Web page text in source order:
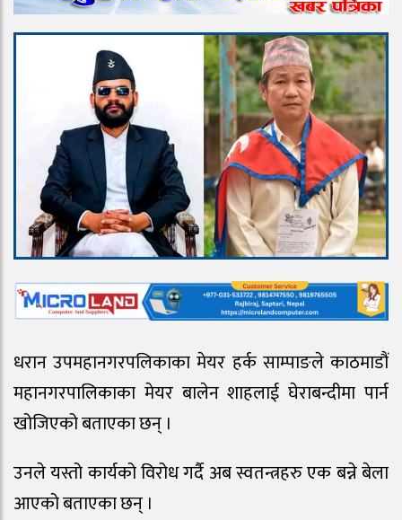
धरान उपमहानगरपलिकाका मेयर हर्क साम्पाङले काठमाडौं
महानगरपालिकाका मेयर बालेन शाहलाई घेराबन्दीमा पार्न
खोजिएको बताएका छन् ।
उनले यस्तो कार्यको विरोध गर्दै अब स्वतन्त्रहरु एक बन्ने बेला
आएको बताएका छन् ।